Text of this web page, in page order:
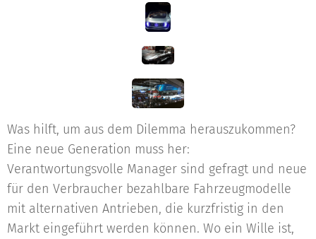
Was hilft, um aus dem Dilemma herauszukommen?
Eine neue Generation muss her:
Verantwortungsvolle Manager sind gefragt und neue
für den Verbraucher bezahlbare Fahrzeugmodelle
mit alternativen Antrieben, die kurzfristig in den
Markt eingeführt werden können. Wo ein Wille ist,